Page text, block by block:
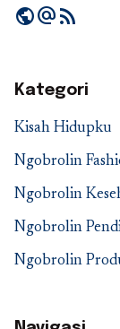
publicalternate_emailrss_feed
Kategori
Kisah Hidupku
Ngobrolin
Ngobrolin
Ngobrolin
Ngobrolin